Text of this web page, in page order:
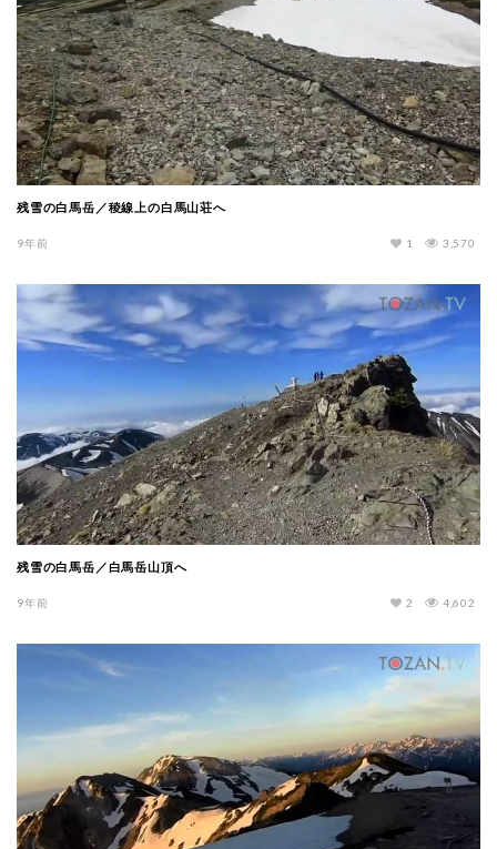
残雪の白馬岳／稜線上の白馬山荘へ
9年前 3,570
1
残雪の白馬岳／白馬岳山頂へ
9年前 4,602
2